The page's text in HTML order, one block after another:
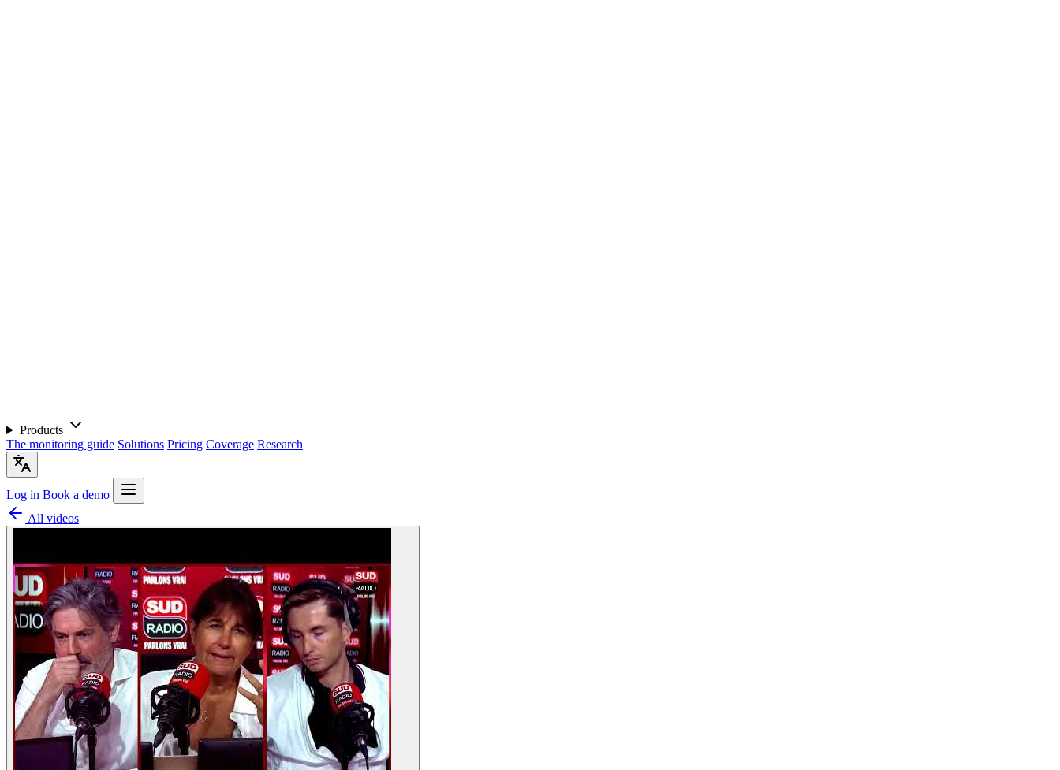
Products
The monitoring guide Solutions Pricing Coverage Research
Log in Book a demo
All videos